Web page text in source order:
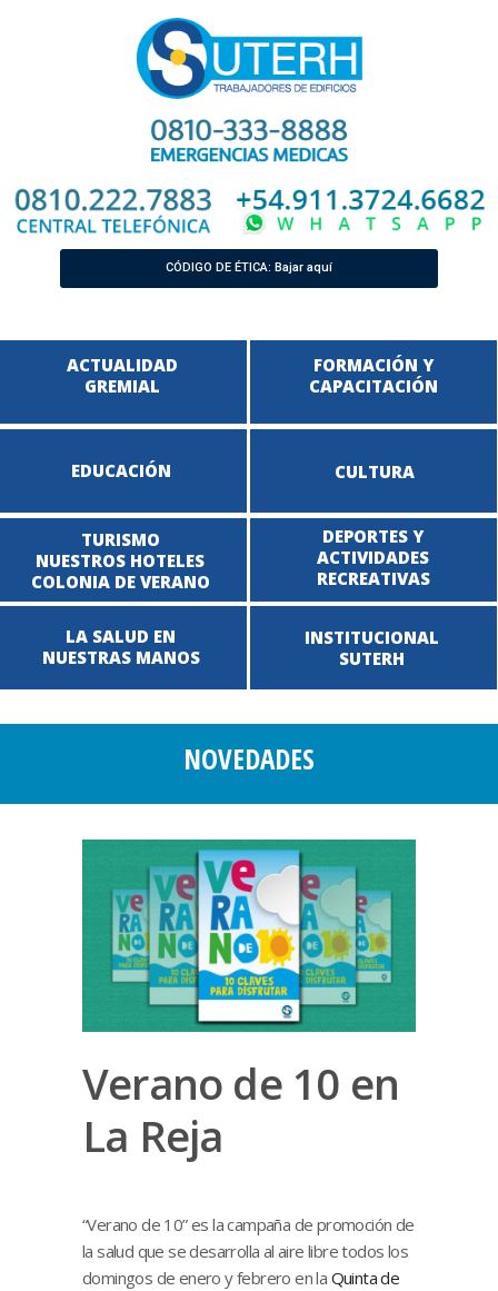
CÓDIGO DE ÉTICA: Bajar aquí
ACTUALIDAD
GREMIAL
EDUCACIÓN CULTURA
TURISMO
NUESTROS HOTELES
COLONIA DE VERANO
DEPORTES Y
ACTIVIDADES
RECREATIVAS
LA SALUD EN
NUESTRAS MANOS
INSTITUCIONAL
SUTERH
FORMACIÓN Y
CAPACITACIÓN
NOVEDADES
Verano de 10 en
La Reja
“Verano de 10” es la campaña de promoción de
la salud que se desarrolla al aire libre todos los
domingos de enero y febrero en la Quinta de